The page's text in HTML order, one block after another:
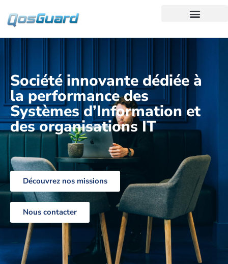
Société innovante dédiée à
la performance des
Systèmes d’Information et
des organisations IT
Découvrez nos missions
Nous contacter